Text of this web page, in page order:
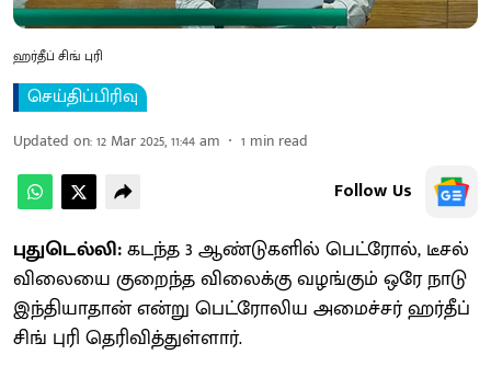
ஹர்தீப் சிங் புரி
செய்திப்பிரிவு
Updated on:12 Mar 2025, 11:44 am 1 min read
Follow Us
புதுடெல்லி:கடந்த 3 ஆண்டுகளில் பெட்ரோல், டீசல்
விலையை குறைந்த விலைக்கு வழங்கும் ஒரே நாடு
இந்தியாதான் என்று பெட்ரோலிய அமைச்சர் ஹர்தீப்
சிங் புரி தெரிவித்துள்ளார்.